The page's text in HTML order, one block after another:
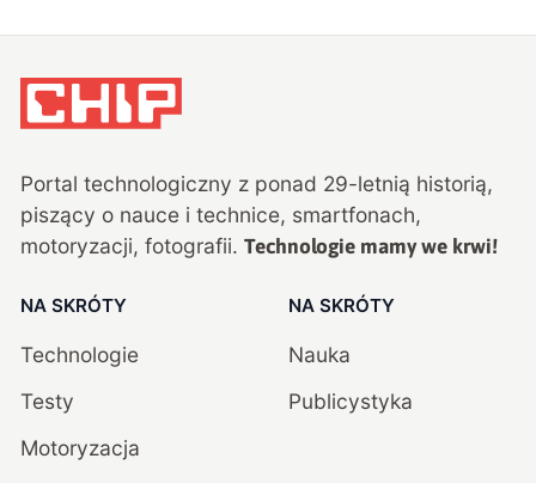
Portal technologiczny z ponad 29-letnią historią,
piszący o nauce i technice, smartfonach,
motoryzacji, fotografii. Technologie mamy we krwi!
NA SKRÓTY
Technologie
Testy
Motoryzacja
NA SKRÓTY
Nauka
Publicystyka